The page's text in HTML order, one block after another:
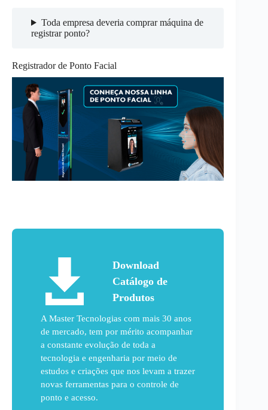
Toda empresa deveria comprar máquina de
registrar ponto?
Registrador de Ponto Facial
Download
Catálogo de
Produtos
A Master Tecnologias com mais 30 anos
de mercado, tem por mérito acompanhar
a constante evolução de toda a
tecnologia e engenharia por meio de
estudos e criações que nos levam a trazer
novas ferramentas para o controle de
ponto e acesso.